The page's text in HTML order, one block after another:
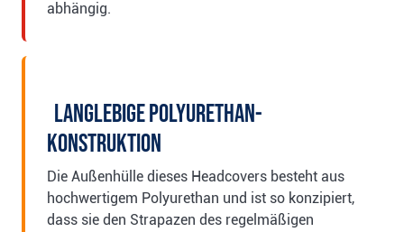
abhängig.
Langlebige Polyurethan-
Konstruktion
Die Außenhülle dieses Headcovers besteht aus
hochwertigem Polyurethan und ist so konzipiert,
dass sie den Strapazen des regelmäßigen